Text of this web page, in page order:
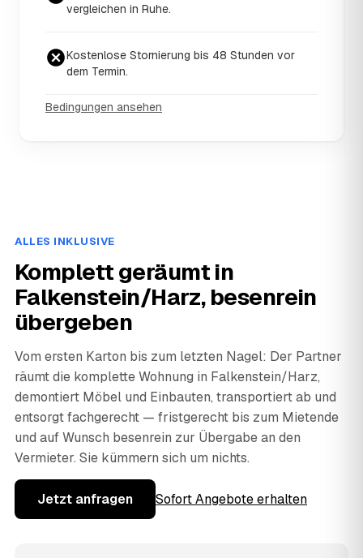
vergleichen in Ruhe.
Kostenlose Stornierung bis 48 Stunden vor
dem Termin.
Bedingungen ansehen
ALLES INKLUSIVE
Komplett geräumt in
Falkenstein/Harz, besenrein
übergeben
Vom ersten Karton bis zum letzten Nagel: Der Partner
räumt die komplette Wohnung in Falkenstein/Harz,
demontiert Möbel und Einbauten, transportiert ab und
entsorgt fachgerecht — fristgerecht bis zum Mietende
und auf Wunsch besenrein zur Übergabe an den
Vermieter. Sie kümmern sich um nichts.
Jetzt anfragen Sofort Angebote erhalten